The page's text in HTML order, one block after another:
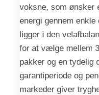
voksne, som ønsker
energi gennem
ligger i den
for at vælge mellem
pakker og en tydelig
garantiperiode og
markeder giver